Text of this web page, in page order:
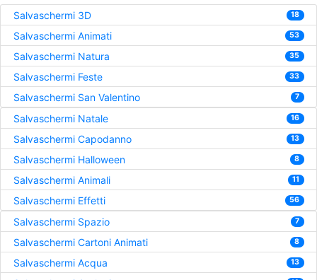
Salvaschermi 3D 18
Salvaschermi Animati 53
Salvaschermi Natura 35
Salvaschermi Feste 33
Salvaschermi San Valentino 7
Salvaschermi Natale 16
Salvaschermi Capodanno 13
Salvaschermi Halloween 8
Salvaschermi Animali 11
Salvaschermi Effetti 56
Salvaschermi Spazio 7
Salvaschermi Cartoni Animati 8
Salvaschermi Acqua 13